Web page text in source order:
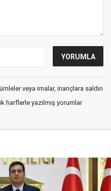
veya imalar, inançlara saldırı
harflerle yazılmış yorumlar